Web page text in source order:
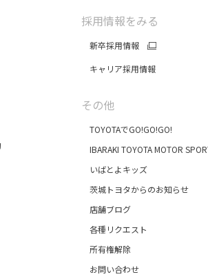
採用情報をみる
新卒採用情報
キャリア採用情報
その他
TOYOTAでGO!GO!GO!
IBARAKI TOYOTA MOTOR
いばとよキッズ
茨城トヨタからのお知らせ
店舗ブログ
各種リクエスト
所有権解除
お問い合わせ